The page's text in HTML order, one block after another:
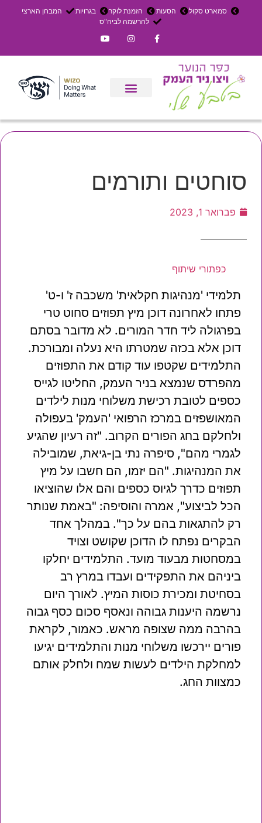
סמארט סקול הסעות הזמנת לוקר בגרויות
המבחן הארצי
להרשמה לביה"ס
סוחטים ותורמים
פברואר 1, 2023
כפתורי שיתוף
תלמידי 'מנהיגות חקלאית' משכבה ז' ו-ט'
פתחו לאחרונה דוכן מיץ תפוזים סחוט טרי
בפרגולה ליד חדר המורים. לא מדובר בסתם
דוכן אלא בכזה שמטרתו היא נעלה ומבורכת.
התלמידים שקטפו עוד קודם את התפוזים
מהפרדס שנמצא בניר העמק, החליטו לגייס
כספים לטובת רכישת משלוחי מנות לילדים
המאושפזים במרכז הרפואי 'העמק' בעפולה
ולחלקם בחג הפורים הקרוב. "זה רעיון שהגיע
לגמרי מהם", סיפרה נתי בן-גיאת, שמובילה
את המנהיגות. "הם יזמו, הם חשבו על מיץ
תפוזים כדרך לגיוס כספים והם אלו שהוציאו
הכל לביצוע", אמרה והוסיפה: "באמת שנותר
רק להתגאות בהם על כך". במהלך אחד
הבקרים נפתח לו הדוכן שקושט וצויד
במסחטות מבעוד מועד. התלמידים יחלקו
ביניהם את התפקידים ועבדו במרץ רב
בסחיטת ומכירת כוסות המיץ. לאורך היום
נרשמה היענות גבוהה ונאסף סכום כסף גבוה
בהרבה ממה שצופה מראש. כאמור, לקראת
פורים יירכשו משלוחי מנות והתלמידים יגיעו
למחלקת הילדים לעשות שמח ולחלק אותם
כמצוות החג.